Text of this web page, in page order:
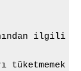
ilgili
tüketmemek